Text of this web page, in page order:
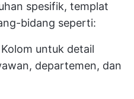
spesifik, templat
bidang seperti:
untuk detail
departemen, dan